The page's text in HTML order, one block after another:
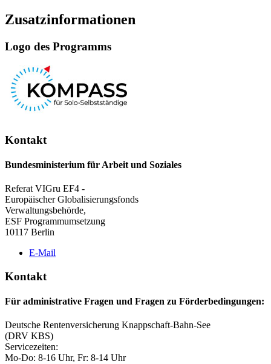
Zusatzinformationen
Lo­go des Pro­gramms
Kontakt
Bundesministerium für Arbeit und Soziales
Referat VIGru EF4 -
Europäischer Globalisierungsfonds
Verwaltungsbehörde,
ESF Programmumsetzung
10117 Berlin
E-Mail
Kontakt
Für administrative Fragen und Fragen zu Förderbedingungen:
Deutsche Rentenversicherung Knappschaft-Bahn-See
(DRV KBS)
Servicezeiten:
Mo-Do: 8-16 Uhr, Fr: 8-14 Uhr